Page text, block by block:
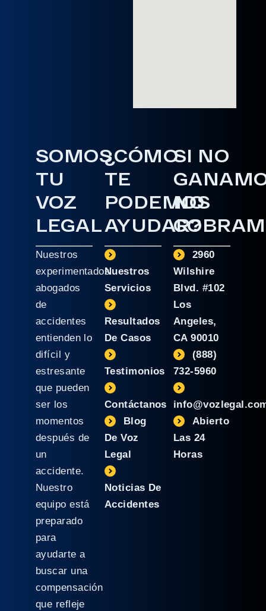
SOMOS
TU
VOZ
LEGAL
Nuestros
experimentados
abogados
de
accidentes
entienden lo
difícil y
estresante
que pueden
ser los
momentos
después de
un
accidente.
Nuestro
equipo está
preparado
para
ayudarte a
buscar una
compensación
que refleje
¿CÓMO
TE
PODEMOS
AYUDAR?
Nuestros
Servicios
Resultados
De Casos
Testimonios
Contáctanos
Blog
De Voz
Legal
Noticias De
Accidentes
SI NO
NO
2960
Wilshire
Blvd. #102
Los
Angeles,
CA 90010
(888)
732-5960
Abierto
Las 24
Horas